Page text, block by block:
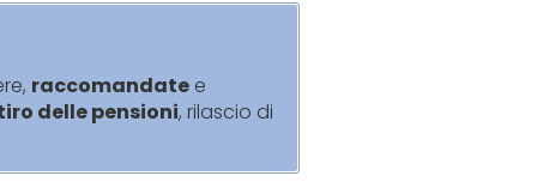
raccomandate e
delle pensioni, rilascio di